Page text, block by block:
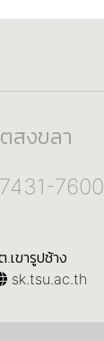
สงขลา
7600
ขารูปช้าง
sk.tsu.ac.th